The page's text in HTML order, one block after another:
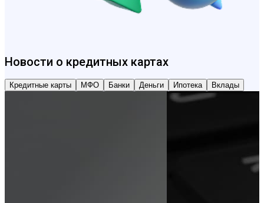
Новости о кредитных картах
Кредитные карты МФО Банки Деньги Ипотека Вклады